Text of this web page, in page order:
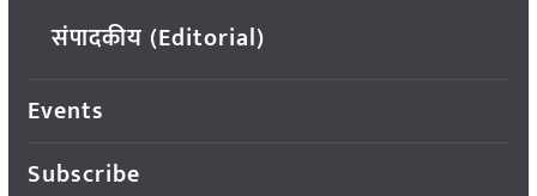
संपादकीय (Editorial)
Events
Subscribe